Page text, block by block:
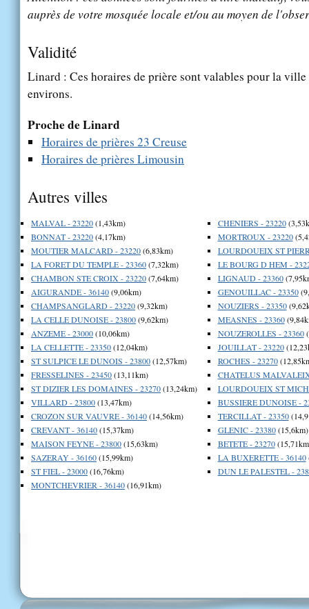
auprès de votre mosquée locale et/ou au moyen de
Validité
Linard : Ces horaires de prière sont valables pour la
environs.
Proche de Linard
Horaires de prières 23 Creuse
Horaires de prières Limousin
Autres villes
MALVAL - 23220(1,43km)
BONNAT - 23220(4,17km)
MOUTIER MALCARD - 23220(6,83km)
LA FORET DU TEMPLE - 23360(7,32km)
CHAMBON STE CROIX - 23220(7,64km)
AIGURANDE - 36140(9,06km)
CHAMPSANGLARD - 23220(9,32km)
LA CELLE DUNOISE - 23800(9,62km)
ANZEME - 23000(10,06km)
LA CELLETTE - 23350(12,04km)
ST SULPICE LE DUNOIS - 23800(12,57km)
FRESSELINES - 23450(13,11km)
ST DIZIER LES DOMAINES - 23270(13,24km)
VILLARD - 23800(13,47km)
CROZON SUR VAUVRE - 36140(14,56km)
CREVANT - 36140(15,37km)
MAISON FEYNE - 23800(15,63km)
SAZERAY - 36160(15,99km)
ST FIEL - 23000(16,76km)
MONTCHEVRIER - 36140(16,91km)
CHENIERS - 23220
MORTROUX - 23220
LOURDOUEIX ST
LE BOURG D HEM -
LIGNAUD - 23360
GENOUILLAC - 23350
NOUZIERS - 23350
MEASNES - 23360
NOUZEROLLES - 23360
JOUILLAT - 23220
ROCHES - 23270
CHATELUS
LOURDOUEIX ST
BUSSIERE DUNOISE -
TERCILLAT - 23350
GLENIC - 23380(15,6km)
BETETE - 23270
LA BUXERETTE - 36140
DUN LE PALESTEL -